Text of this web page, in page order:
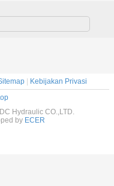
| Kebijakan Privasi
Hydraulic CO.,LTD.
by ECER